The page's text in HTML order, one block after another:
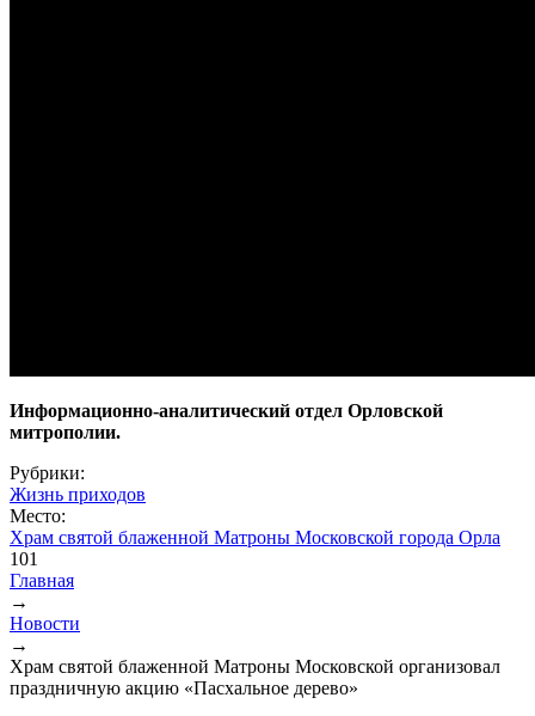
Информационно-аналитический отдел Орловской
митрополии.
Рубрики:
Жизнь приходов
Место:
Храм святой блаженной Матроны Московской города Орла
101
Вы здесь
Главная
→
Новости
→
Храм святой блаженной Матроны Московской организовал
праздничную акцию «Пасхальное дерево»